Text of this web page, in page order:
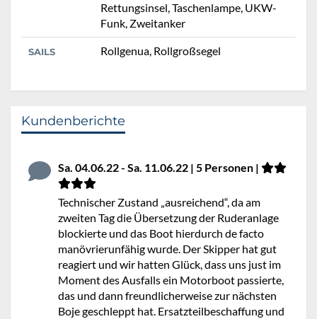
Rettungsinsel, Taschenlampe, UKW-
Funk, Zweitanker
SAILS Rollgenua, Rollgroßsegel
Kundenberichte
Sa. 04.06.22 - Sa. 11.06.22 | 5 Personen |
Technischer Zustand „ausreichend“, da am
zweiten Tag die Übersetzung der Ruderanlage
blockierte und das Boot hierdurch de facto
manövrierunfähig wurde. Der Skipper hat gut
reagiert und wir hatten Glück, dass uns just im
Moment des Ausfalls ein Motorboot passierte,
das und dann freundlicherweise zur nächsten
Boje geschleppt hat. Ersatzteilbeschaffung und